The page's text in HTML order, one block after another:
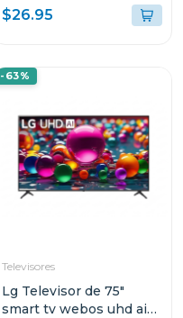
PARA TELEVISOR
PLANOS Y CURVOS DE
$26.95
-63%
Televisores
Lg Televisor de 75"
smart tv webos uhd ai